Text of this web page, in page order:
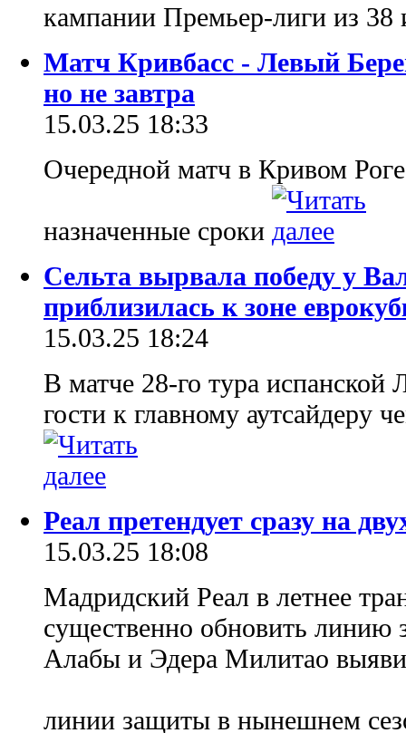
кампании Премьер-лиги из 38
Матч Кривбасс - Левый
но не завтра
15.03.25 18:33
Очередной матч в Кривом
назначенные сроки
Сельта вырвала победу у
приблизилась к зоне
15.03.25 18:24
В матче 28-го тура испанской
гости к главному аутсайдеру
Реал претендует сразу на
15.03.25 18:08
Мадридский Реал в летнее
существенно обновить
Алабы и Эдера Милитао
линии защиты в нынешнем